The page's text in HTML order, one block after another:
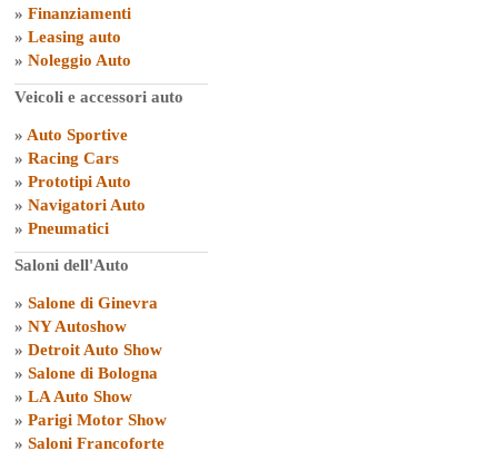
» Finanziamenti
» Leasing auto
» Noleggio Auto
Veicoli e accessori auto
» Auto Sportive
» Racing Cars
» Prototipi Auto
» Navigatori Auto
» Pneumatici
Saloni dell'Auto
» Salone di Ginevra
» NY Autoshow
» Detroit Auto Show
» Salone di Bologna
» LA Auto Show
» Parigi Motor Show
» Saloni Francoforte